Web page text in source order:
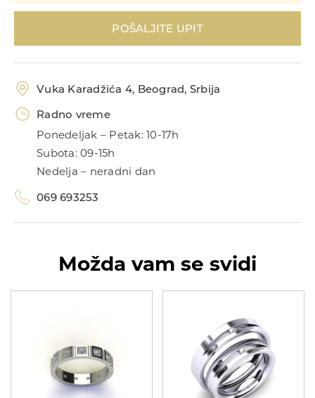
Prstenje
Privesci
POŠALJITE UPIT
Vuka Karadžića 4, Beograd, Srbija
Radno vreme
Ponedeljak – Petak: 10-17h
Subota: 09-15h
Nedelja – neradni dan
069 693253
Možda vam se svidi